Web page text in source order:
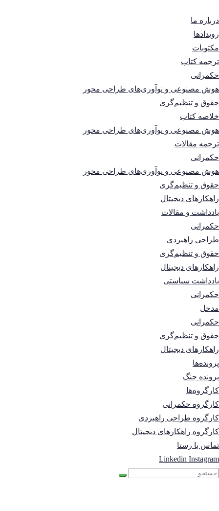
درباره ما
رویدادها
مکتوبات
ترجمه کتاب
حکمرانی
هوش مصنوعی و نوآوری‌های طراحی محور
حقوق و تنظیم‌گری
خلاصه کتاب
هوش مصنوعی و نوآوری‌های طراحی محور
ترجمه مقالات
حکمرانی
هوش مصنوعی و نوآوری‌های طراحی محور
حقوق و تنظیم‌گری
راهکارهای دیجیتال
یادداشت و مقالات
حکمرانی
طراحی راهبردی
حقوق و تنظیم‌گری
راهکارهای دیجیتال
یادداشت سیاستی
حکمرانی
مدخل
حکمرانی
حقوق و تنظیم‌گری
راهکارهای دیجیتال
پرونده‌ها
پرونده جنگ
کارگروه‌ها
کارگروه حکمرانی
کارگروه طراحی راهبردی
کارگروه راهکارهای دیجیتال
تماس با رستا
Linkedin Instagram